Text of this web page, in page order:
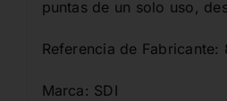
puntas de un solo uso,
Referencia de Fabricante:
Marca: SDI